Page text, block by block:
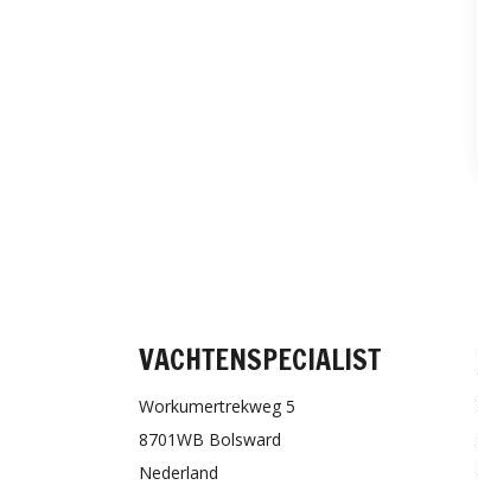
VACHTENSPECIALIST
Workumertrekweg 5
8701WB Bolsward
Nederland